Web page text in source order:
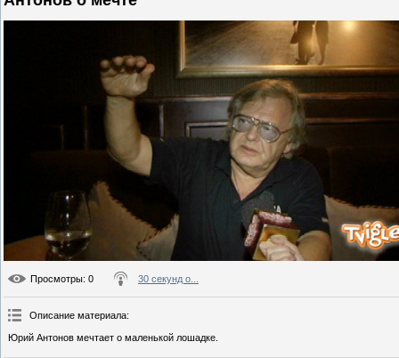
Просмотры: 0 30 секунд о...
Описание материала:
Юрий Антонов мечтает о маленькой лошадке.